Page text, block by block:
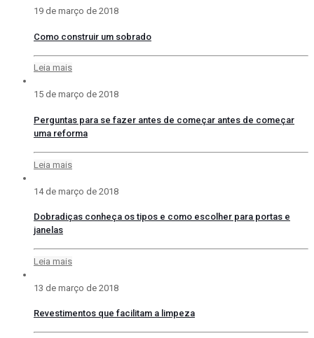
19 de março de 2018
Como construir um sobrado
Leia mais
15 de março de 2018
Perguntas para se fazer antes de começar antes de começar
uma reforma
Leia mais
14 de março de 2018
Dobradiças conheça os tipos e como escolher para portas e
janelas
Leia mais
13 de março de 2018
Revestimentos que facilitam a limpeza